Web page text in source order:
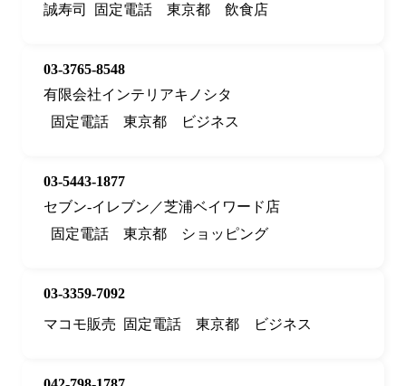
誠寿司
固定電話 東京都 飲食店
03-3765-8548
有限会社インテリアキノシタ
固定電話
東京都 ビジネス
03-5443-1877
セブン‐イレブン／芝浦ベイワード店
固定電話
東京都 ショッピング
03-3359-7092
マコモ販売
固定電話 東京都 ビジネス